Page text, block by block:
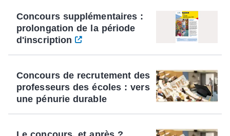
Concours supplémentaires :
prolongation de la période
d'inscription
Concours de recrutement des
professeurs des écoles : vers
une pénurie durable